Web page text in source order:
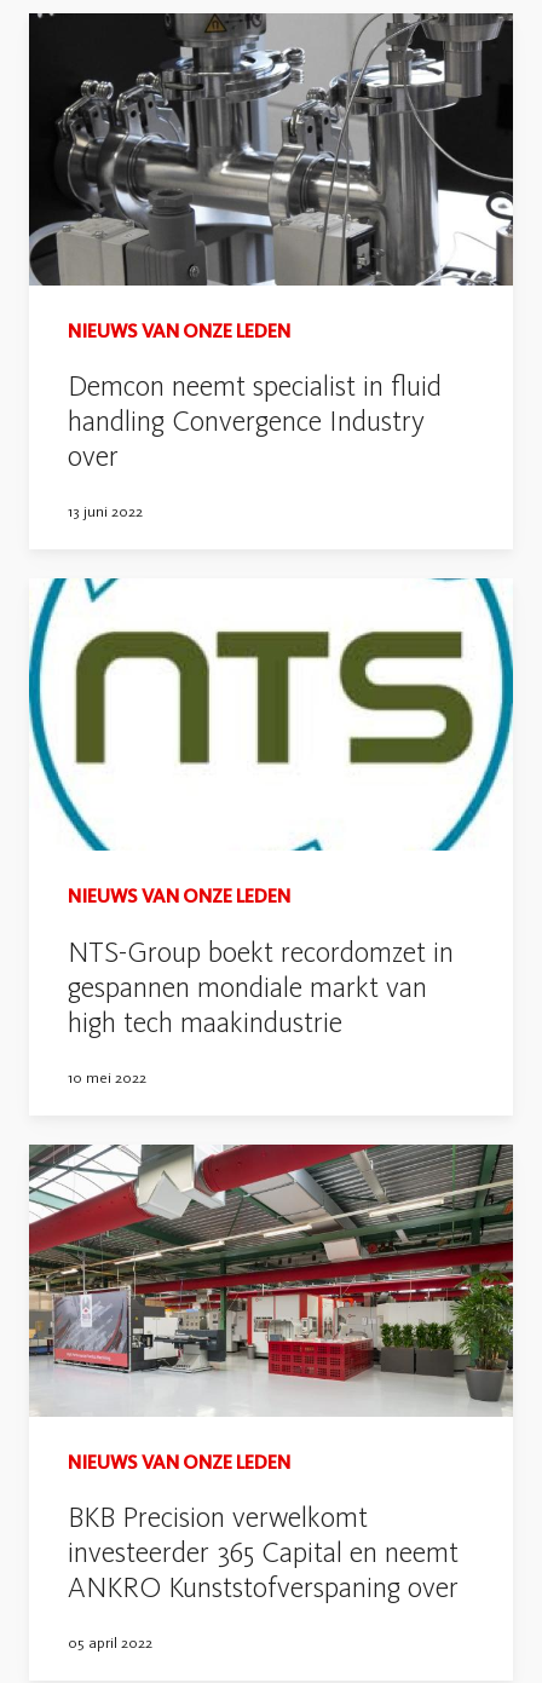
NIEUWS VAN ONZE LEDEN
Demcon neemt specialist in fluid
handling Convergence Industry
over
13 juni 2022
NIEUWS VAN ONZE LEDEN
NTS-Group boekt recordomzet in
gespannen mondiale markt van
high tech maakindustrie
10 mei 2022
NIEUWS VAN ONZE LEDEN
BKB Precision verwelkomt
investeerder 365 Capital en neemt
ANKRO Kunststofverspaning over
05 april 2022